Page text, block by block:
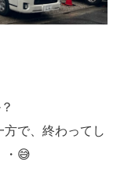
で、終わってし
・😅